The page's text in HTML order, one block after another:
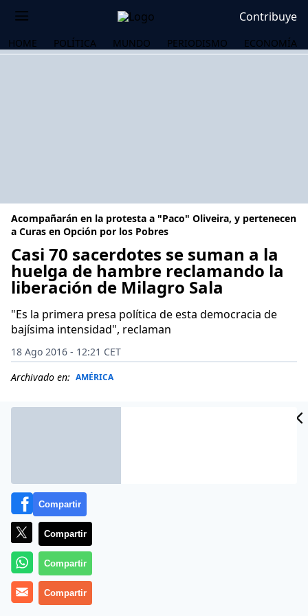
Contribuye
HOME POLÍTICA MUNDO PERIODISMO ECONOMÍA
Acompañarán en la protesta a "Paco" Oliveira, y pertenecen
a Curas en Opción por los Pobres
Casi 70 sacerdotes se suman a la
huelga de hambre reclamando la
liberación de Milagro Sala
"Es la primera presa política de esta democracia de
bajísima intensidad", reclaman
18 Ago 2016 - 12:21 CET
Archivado en: AMÉRICA
Más información
Compartir
Compartir
Compartir
Compartir